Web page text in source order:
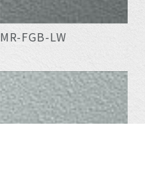
MR-FGB-LW